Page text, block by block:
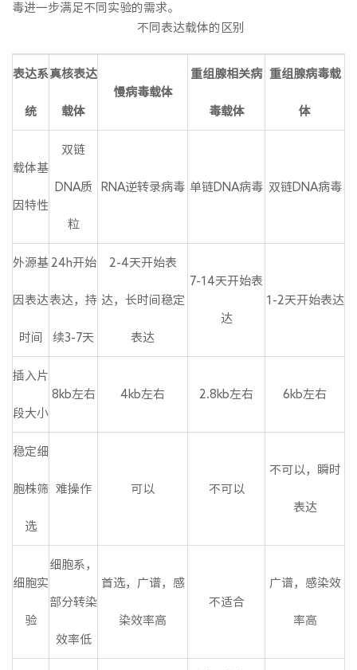
毒进一步满足不同实验的需求。
不同表达载体的区别
表达系
统
真核表达
载体
慢病毒载体
重组腺相关病
毒载体
重组腺病毒载
体
载体基
因特性
双链
DNA质
粒
RNA逆转录病毒 单链DNA病毒 双链DNA病毒
外源基
因表达
时间
24h开始
表达，持
续3-7天
2-4天开始表
达，长时间稳定
表达
7-14天开始表
达
1-2天开始表达
插入片
段大小
8kb左右 4kb左右 2.8kb左右 6kb左右
稳定细
胞株筛
选
难操作 可以 不可以
不可以，瞬时
表达
细胞实
验
细胞系，
部分转染
效率低
首选，广谱，感
染效率高
不适合
广谱，感染效
率高